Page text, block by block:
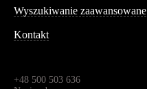
Wyszukiwanie zaawansowane
Kontakt
+48 500 503 636